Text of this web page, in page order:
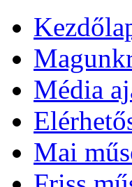
Média
Mai